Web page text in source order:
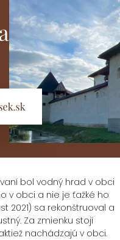
bol vodný hrad v obci
v obci a nie je ťažké ho
2021) sa rekonštruoval a
Za zmienku stojí
nachádzajú v obci.